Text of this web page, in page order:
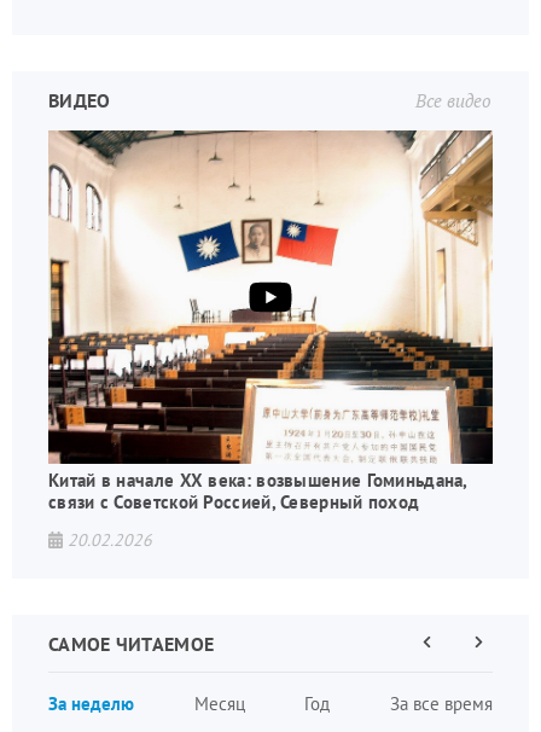
Все видео
ВИДЕО
Китай в начале XX века: возвышение Гоминьдана,
связи с Советской Россией, Северный поход
20.02.2026
САМОЕ ЧИТАЕМОЕ
За неделю Месяц Год За все время
страниц
ПредыдущаяСледующая